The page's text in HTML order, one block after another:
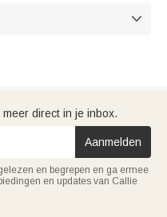

direct in je inbox.
Aanmelden
en begrepen en ga ermee
en updates van Callie